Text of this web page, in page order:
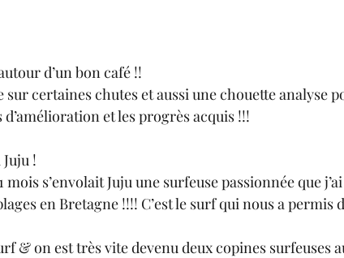
d’un bon café !!
certaines chutes et aussi une chouette analyse
et les progrès acquis !!!
!
mois s’envolait Juju une surfeuse passionnée que
en Bretagne !!!! C’est le surf qui nous a permis
& on est très vite devenu deux copines surfeuses